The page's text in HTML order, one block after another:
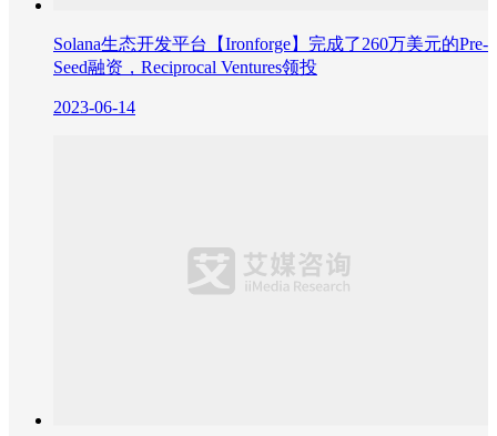
Solana生态开发平台【Ironforge】完成了260万美元的Pre-
Seed融资，Reciprocal Ventures领投
2023-06-14